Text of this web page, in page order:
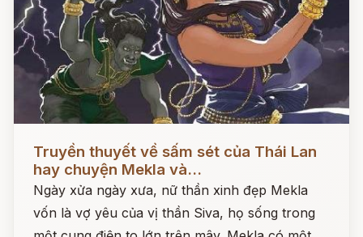
Đọc ngay
Truyền thuyết về sấm sét của Thái Lan
hay chuyện Mekla và...
Ngày xửa ngày xưa, nữ thần xinh đẹp Mekla
vốn là vợ yêu của vị thần Siva, họ sống trong